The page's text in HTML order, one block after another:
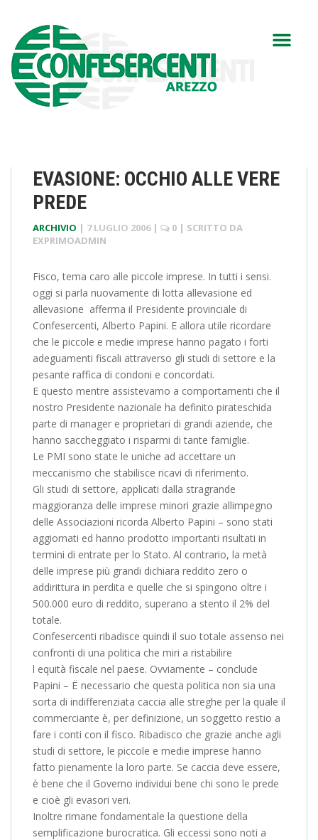
EVASIONE: OCCHIO ALLE VERE
PREDE
ARCHIVIO | 7 LUGLIO 2006 | 0 | SCRITTO DA
EXPRIMOADMIN
Fisco, tema caro alle piccole imprese. In tutti i sensi.
oggi si parla nuovamente di lotta allevasione ed
allevasione  afferma il Presidente provinciale di
Confesercenti, Alberto Papini. E allora utile ricordare
che le piccole e medie imprese hanno pagato i forti
adeguamenti fiscali attraverso gli studi di settore e la
pesante raffica di condoni e concordati.
E questo mentre assistevamo a comportamenti che il
nostro Presidente nazionale ha definito pirateschida
parte di manager e proprietari di grandi aziende, che
hanno saccheggiato i risparmi di tante famiglie.
Le PMI sono state le uniche ad accettare un
meccanismo che stabilisce ricavi di riferimento.
Gli studi di settore, applicati dalla stragrande
maggioranza delle imprese minori grazie allimpegno
delle Associazioni ricorda Alberto Papini – sono stati
aggiornati ed hanno prodotto importanti risultati in
termini di entrate per lo Stato. Al contrario, la metà
delle imprese più grandi dichiara reddito zero o
addirittura in perdita e quelle che si spingono oltre i
500.000 euro di reddito, superano a stento il 2% del
totale.
Confesercenti ribadisce quindi il suo totale assenso nei
confronti di una politica che miri a ristabilire
l equità fiscale nel paese. Ovviamente – conclude
Papini – Ë necessario che questa politica non sia una
sorta di indifferenziata caccia alle streghe per la quale il
commerciante è, per definizione, un soggetto restio a
fare i conti con il fisco. Ribadisco che grazie anche agli
studi di settore, le piccole e medie imprese hanno
fatto pienamente la loro parte. Se caccia deve essere,
è bene che il Governo individui bene chi sono le prede
e cioè gli evasori veri.
Inoltre rimane fondamentale la questione della
semplificazione burocratica. Gli eccessi sono noti a